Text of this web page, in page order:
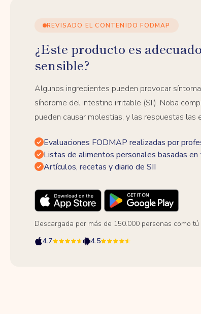
REVISADO EL CONTENIDO FODMAP
¿Este producto es
sensible?
Algunos ingredientes pueden provocar
síndrome del intestino irritable (SII). Noba
pueden causar molestias, y las respuestas las
Evaluaciones FODMAP realizadas por
Listas de alimentos personales basadas
Artículos, recetas y diario de SII
Descargada por más de 150.000 personas como tú
4.7
4.5